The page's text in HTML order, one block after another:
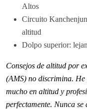
Altos
Circuito
altitud
Dolpo superior:
Consejos de altitud por
(AMS) no discrimina.
mucho en altitud y
perfectamente. Nunca se